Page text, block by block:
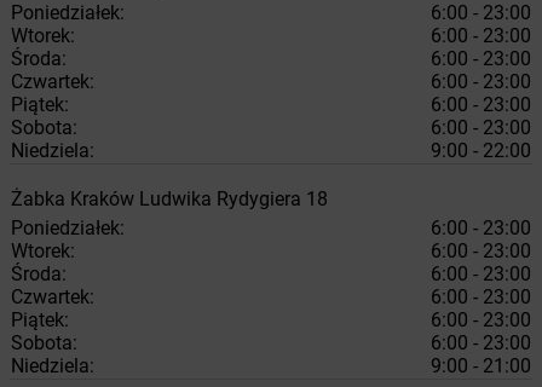
Poniedziałek:
6:00 - 23:00
Wtorek:
6:00 - 23:00
Środa:
6:00 - 23:00
Czwartek:
6:00 - 23:00
Piątek:
6:00 - 23:00
Sobota:
6:00 - 23:00
Niedziela:
9:00 - 22:00
Żabka Kraków Ludwika Rydygiera 18
Poniedziałek:
6:00 - 23:00
Wtorek:
6:00 - 23:00
Środa:
6:00 - 23:00
Czwartek:
6:00 - 23:00
Piątek:
6:00 - 23:00
Sobota:
6:00 - 23:00
Niedziela:
9:00 - 21:00